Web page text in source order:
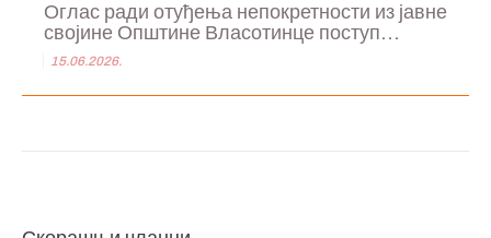
Оглас ради отуђења непокретности из јавне
својине Општине Власотинце поступ...
15.06.2026.